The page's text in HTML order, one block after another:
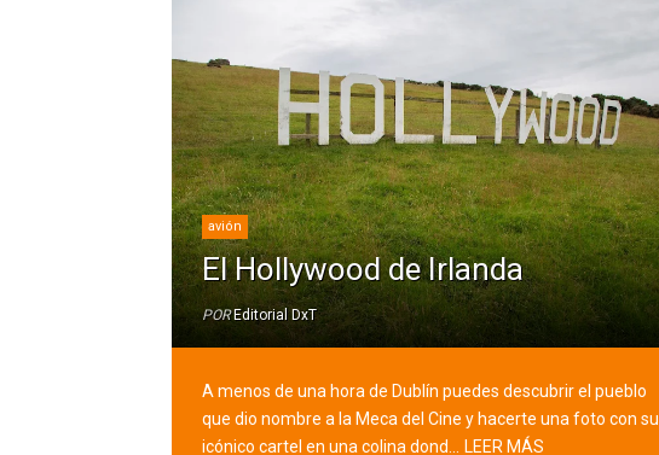
avión
El Hollywood de Irlanda
POR Editorial DxT
A menos de una hora de Dublín puedes descubrir el pueblo
que dio nombre a la Meca del Cine y hacerte una foto con su
icónico cartel en una colina dond...
LEER MÁS